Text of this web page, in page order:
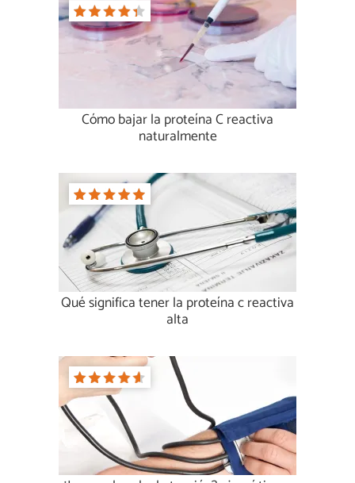
Cómo bajar la proteína C reactiva
naturalmente
Qué significa tener la proteína c reactiva
alta